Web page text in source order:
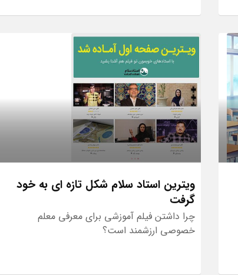
ویترین استاد سلام شکل تازه ای به خود
گرفت
چرا داشتن فیلم آموزشی برای معرفی معلم
خصوصی ارزشمند است؟